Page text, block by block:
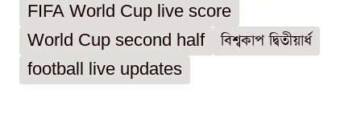
FIFA World Cup live score
World Cup second half
বিশ্বকাপ দ্বিতীয়ার্ধ
football live updates